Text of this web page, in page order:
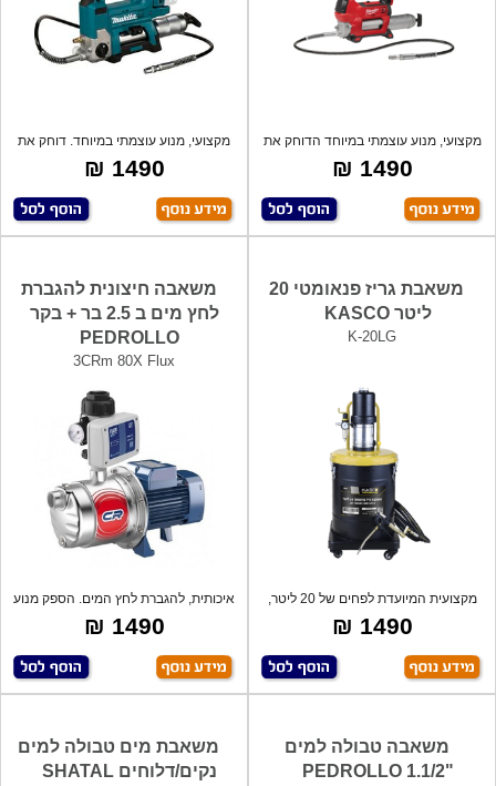
מקצועי, מנוע עוצמתי במיוחד הדוחק את
הגרי
1490 ₪
מקצועי, מנוע עוצמתי במיוחד. דוחק את
הגרי
1490 ₪
משאבת גריז פנאומטי 20
ליטר KASCO
K-20LG
מקצועית המיועדת לפחים של 20 ליטר,
מתאימה
1490 ₪
משאבה חיצונית להגברת
לחץ מים ב 2.5 בר + בקר
PEDROLLO
3CRm 80X Flux
איכותית, להגברת לחץ המים. הספק מנוע
450W
1490 ₪
משאבה טבולה למים
"1.1/2 PEDROLLO
משאבת מים טבולה למים
נקים/דלוחים SHATAL